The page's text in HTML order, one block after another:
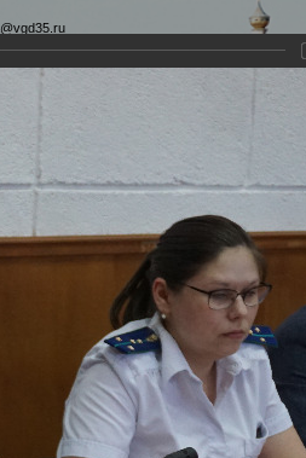
объединения
Размер шрифта: А А А